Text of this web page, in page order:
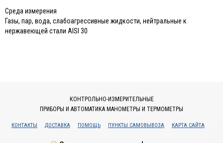
Среда измерения
Газы, пар, вода, слабоагрессивные жидкости, нейтральные к
нержавеющей стали AISI 30
КОНТРОЛЬНО-ИЗМЕРИТЕЛЬНЫЕ
ПРИБОРЫ И АВТОМАТИКА МАНОМЕТРЫ И ТЕРМОМЕТРЫ
КОНТАКТЫ ДОСТАВКА ПОМОЩЬ ПУНКТЫ САМОВЫВОЗА КАРТА САЙТА